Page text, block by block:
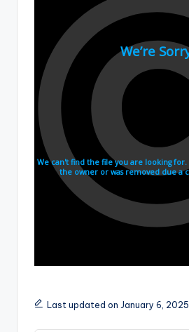
Last updated on January 6, 2025